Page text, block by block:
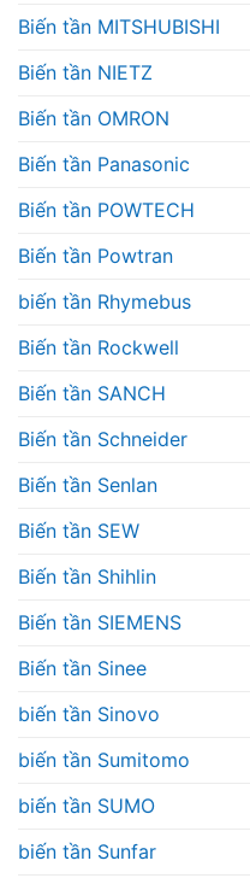
Biến tần MITSHUBISHI
Biến tần NIETZ
Biến tần OMRON
Biến tần Panasonic
Biến tần POWTECH
Biến tần Powtran
biến tần Rhymebus
Biến tần Rockwell
Biến tần SANCH
Biến tần Schneider
Biến tần Senlan
Biến tần SEW
Biến tần Shihlin
Biến tần SIEMENS
Biến tần Sinee
biến tần Sinovo
biến tần Sumitomo
biến tần SUMO
biến tần Sunfar